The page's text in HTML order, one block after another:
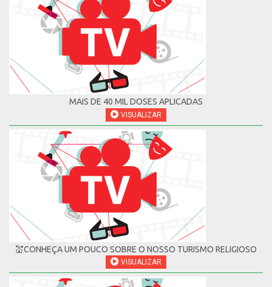
MAIS DE 40 MIL DOSES APLICADAS
VISUALIZAR
💒CONHEÇA UM POUCO SOBRE O NOSSO TURISMO RELIGIOSO
VISUALIZAR